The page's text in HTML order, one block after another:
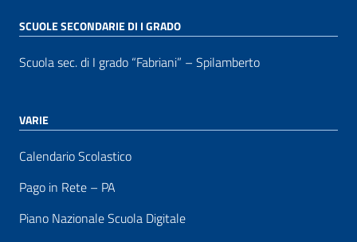
SCUOLE SECONDARIE DI I GRADO
Scuola sec. di I grado “Fabriani” – Spilamberto
VARIE
Calendario Scolastico
Pago in Rete – PA
Piano Nazionale Scuola Digitale